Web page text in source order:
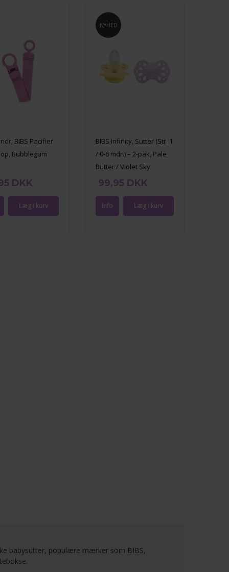
BIBS Pacifier
Bubblegum
DKK
NYHED
BIBS Infinity, Sutter (Str. 1
/ 0-6 mdr.) – 2-pak, Pale
Butter / Violet Sky
(Symmetrisk silikone)
99,95 DKK
babysutter, populære mærker som BIBS,